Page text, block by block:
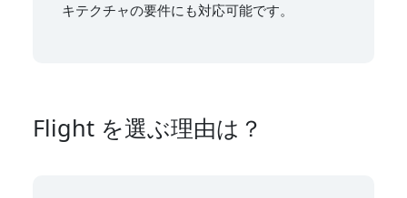
キテクチャの要件にも対応可能です。
Flight を選ぶ理由は？